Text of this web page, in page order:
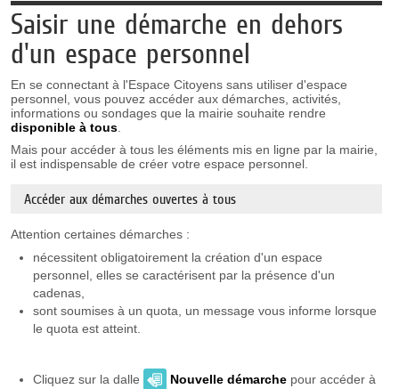
Saisir une démarche en dehors
d'un espace personnel
En se connectant à l'Espace Citoyens sans utiliser d'espace
personnel, vous pouvez accéder aux démarches, activités,
informations ou sondages que la mairie souhaite rendre
disponible à tous.
Mais pour accéder à tous les éléments mis en ligne par la mairie,
il est indispensable de créer votre espace personnel.
Accéder aux démarches ouvertes à tous
Attention certaines démarches :
nécessitent obligatoirement la création d'un espace
personnel, elles se caractérisent par la présence d'un
cadenas,
sont soumises à un quota, un message vous informe lorsque
le quota est atteint.
Cliquez sur la dalle Nouvelle démarchepour accéder à